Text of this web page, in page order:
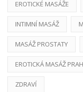
EROTICKÉ MASÁŽE
INTIMNÍ MASÁŽ
MASÁŽ PROSTATY
EROTICKÁ MASÁŽ
ZDRAVÍ